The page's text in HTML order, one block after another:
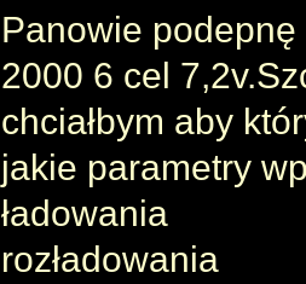
Panowie
2000 6 cel
chciałbym aby
jakie parametry
ładowania
rozładowania